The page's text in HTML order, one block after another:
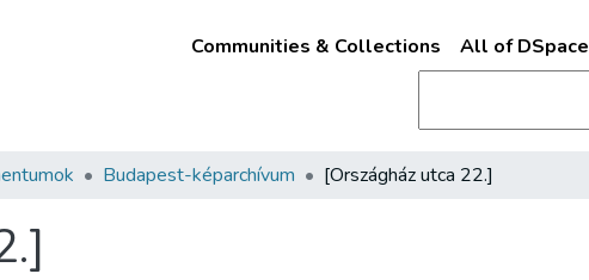
Communities & Collections All of DSpace
Budapest-képarchívum [Országház utca 22.]